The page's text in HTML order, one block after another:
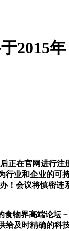
2015年
在官网进行
业和企业的
！会议将慎密
界高端论坛
及时精确的